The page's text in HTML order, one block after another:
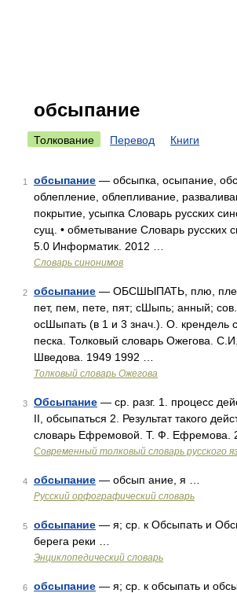
обсыпание
Толкование Перевод Книги
1 обсыпание — обсыпка, осыпание,
облепление, облепливание,
покрытие, усыпка Словарь русских
сущ. • обметывание Словарь русских
5.0 Информатик. 2012 …
Словарь синонимов
2 обсыпание — ОБСШЫПАТЬ, плю,
пет, пем, пете, пят; сШыпь; анный;
осШыпать (в 1 и 3 знач.). О. крендель
песка. Толковый словарь Ожегова.
Шведова. 1949 1992 …
Толковый словарь Ожегова
3 Обсыпание — ср. разг. 1. процесс
II, обсыпаться 2. Результат такого
словарь Ефремовой. Т. Ф. Ефремова.
Современный толковый словарь русского
4 обсыпание — обсып ание, я …
Русский орфографический словарь
5 обсыпание — я; ср. к Обсыпать и
берега реки …
Энциклопедический словарь
6 обсыпание — я; ср. к обсыпать и